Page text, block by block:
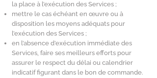
la place à l’exécution des Services ;
mettre le cas échéant en œuvre ou à
disposition les moyens adéquats pour
l’exécution des Services ;
en l’absence d’exécution immédiate des
Services, faire ses meilleurs efforts pour
assurer le respect du délai ou calendrier
indicatif figurant dans le bon de commande.